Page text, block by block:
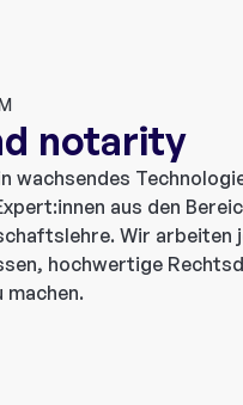
notarity
wachsendes
aus den
Wir arbeiten
hochwertige
machen.